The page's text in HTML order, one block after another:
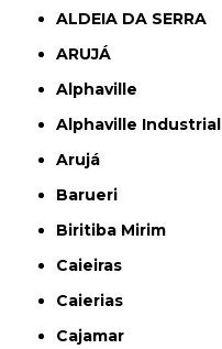
ALDEIA DA SERRA
ARUJÁ
Alphaville
Alphaville Industrial
Arujá
Barueri
Biritiba Mirim
Caieiras
Caierias
Cajamar